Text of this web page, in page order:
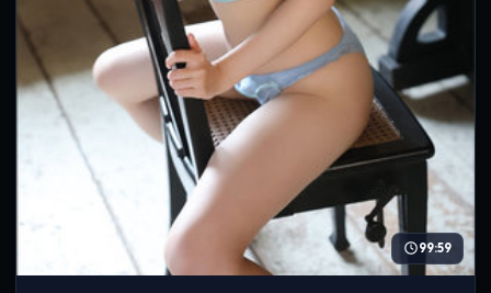
99:59